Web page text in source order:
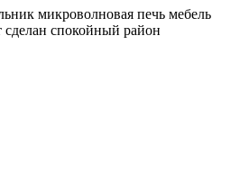
микроволновая печь мебель
спокойный район